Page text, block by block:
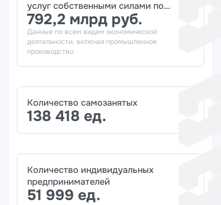
услуг собственными силами по
крупным и средним предприятиям
792,2 млрд руб.
Данные по всем видам экономической
деятельности, включая промышленное
производство
Количество самозанятых
138 418 ед.
Количество индивидуальных
предпринимателей
51 999 ед.